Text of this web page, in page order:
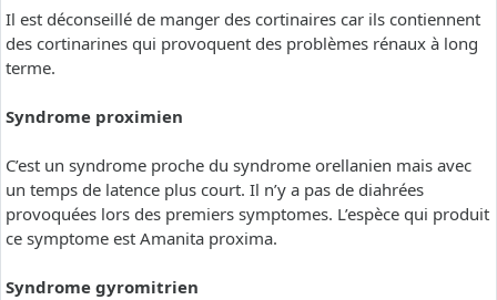
Il est déconseillé de manger des cortinaires car ils contiennent
des cortinarines qui provoquent des problèmes rénaux à long
terme.
Syndrome proximien
C’est un syndrome proche du syndrome orellanien mais avec
un temps de latence plus court. Il n’y a pas de diahrées
provoquées lors des premiers symptomes. L’espèce qui produit
ce symptome est Amanita proxima.
Syndrome gyromitrien